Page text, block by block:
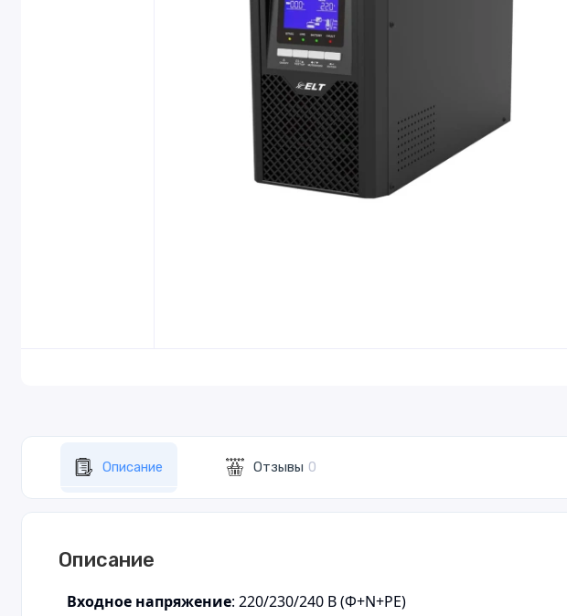
Описание Отзывы 0
Описание
Входное напряжение: 220/230/240 В (Ф+N+PE)